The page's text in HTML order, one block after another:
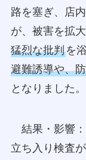
路を塞ぎ、店
が、被害を拡
猛烈な批判を
避難誘導や、
となりました。
結果・影響：
立ち入り検査